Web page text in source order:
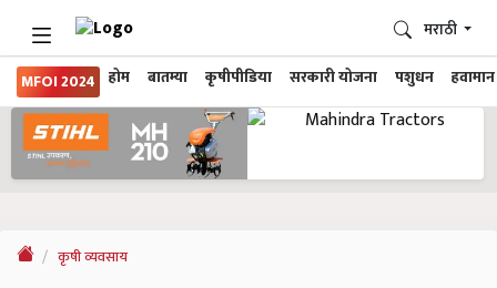
MFOI 2024 होम बातम्या कृषीपीडिया सरकारी योजना पशुधन हवामान
मराठी
कृषी व्यवसाय